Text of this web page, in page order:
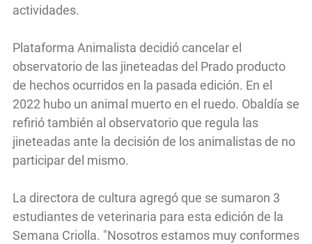
actividades.
Plataforma Animalista decidió cancelar el
observatorio de las jineteadas del Prado producto
de hechos ocurridos en la pasada edición. En el
2022 hubo un animal muerto en el ruedo. Obaldía se
refirió también al observatorio que regula las
jineteadas ante la decisión de los animalistas de no
participar del mismo.
La directora de cultura agregó que se sumaron 3
estudiantes de veterinaria para esta edición de la
Semana Criolla. "Nosotros estamos muy conformes